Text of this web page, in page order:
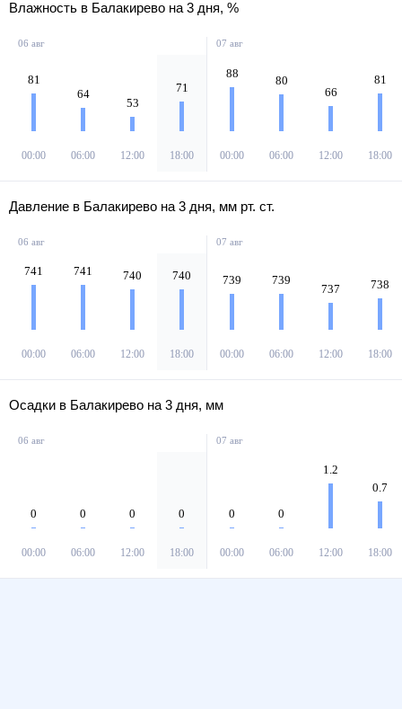
Влажность в Балакирево на 3 дня, %
06 авг
81
00:00
64
06:00
53
12:00
71
18:00
07 авг
88
00:00
80
06:00
66
12:00
81
18:00
Давление в Балакирево на 3 дня, мм рт. ст.
06 авг
741
00:00
741
06:00
740
12:00
740
18:00
07 авг
739
00:00
739
06:00
737
12:00
738
18:00
Осадки в Балакирево на 3 дня, мм
06 авг
0
00:00
0
06:00
0
12:00
0
18:00
07 авг
0
00:00
0
06:00
1.2
12:00
0.7
18:00